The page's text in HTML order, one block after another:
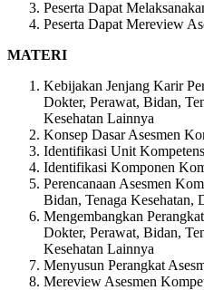
Peserta Dapat
Peserta Dapat Mereview
MATERI
Kebijakan Jenjang Karir
Dokter, Perawat, Bidan,
Kesehatan Lainnya
Konsep Dasar Asesmen
Identifikasi Unit
Identifikasi Komponen
Perencanaan Asesmen
Bidan, Tenaga Kesehatan,
Mengembangkan
Dokter, Perawat, Bidan,
Kesehatan Lainnya
Menyusun Perangkat
Mereview Asesmen